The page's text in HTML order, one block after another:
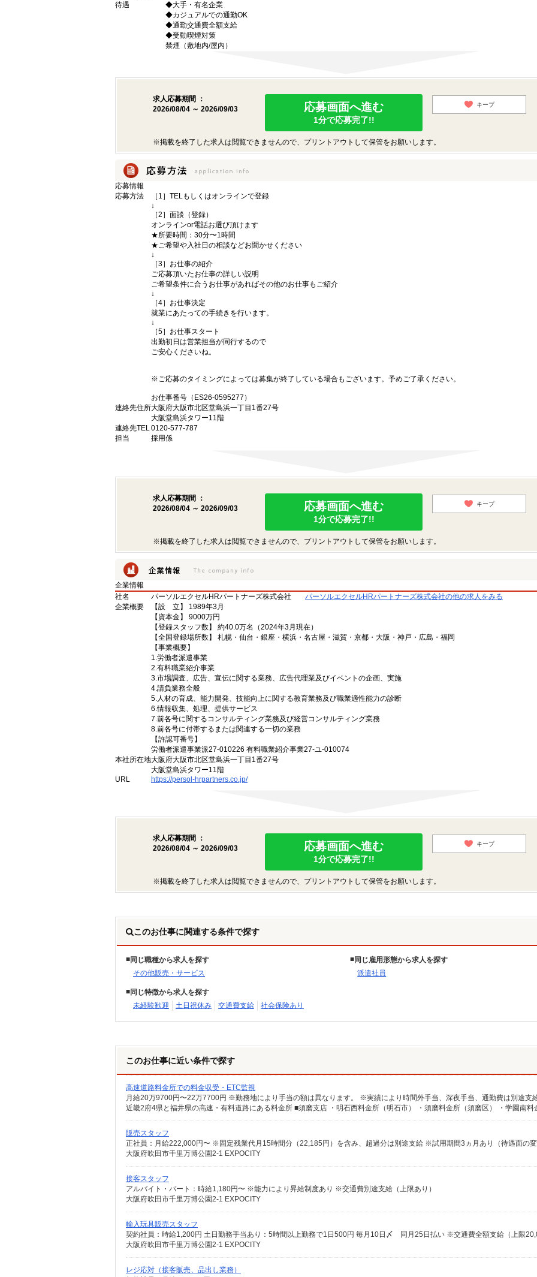
待遇
◆大手・有名企業
◆カジュアルでの通勤OK
◆通勤交通費全額支給
◆受動喫煙対策
禁煙（敷地内/屋内）
求人応募期間 ：
2026/08/04 ～ 2026/09/03
応募画面へ進む
1分で応募完了!!
キープ
※掲載を終了した求人は閲覧できませんので、プリントアウトして保管をお願いします。
応募情報
応募方法
［1］TELもしくはオンラインで登録
↓
［2］面談（登録）
オンラインor電話お選び頂けます
★所要時間：30分〜1時間
★ご希望や入社日の相談などお聞かせください
↓
［3］お仕事の紹介
ご応募頂いたお仕事の詳しい説明
ご希望条件に合うお仕事があればその他のお仕事もご紹介
↓
［4］お仕事決定
就業にあたっての手続きを行います。
↓
［5］お仕事スタート
出勤初日は営業担当が同行するので
ご安心くださいね。
※ご応募のタイミングによっては募集が終了している場合もございます。予めご了承ください。
お仕事番号（ES26-0595277）
連絡先住所大阪府大阪市北区堂島浜一丁目1番27号
大阪堂島浜タワー11階
連絡先TEL0120-577-787
担当
採用係
求人応募期間 ：
2026/08/04 ～ 2026/09/03
応募画面へ進む
1分で応募完了!!
キープ
※掲載を終了した求人は閲覧できませんので、プリントアウトして保管をお願いします。
企業情報
社名
パーソルエクセルHRパートナーズ株式会社
パーソルエクセルHRパートナーズ株式会社の他の求人をみる
企業概要
【設 立】 1989年3月
【資本金】 9000万円
【登録スタッフ数】 約40.0万名（2024年3月現在）
【全国登録場所数】 札幌・仙台・銀座・横浜・名古屋・滋賀・京都・大阪・神戸・広島・福岡
【事業概要】
1.労働者派遣事業
2.有料職業紹介事業
3.市場調査、広告、宣伝に関する業務、広告代理業及びイベントの企画、実施
4.請負業務全般
5.人材の育成、能力開発、技能向上に関する教育業務及び職業適性能力の診断
6.情報収集、処理、提供サービス
7.前各号に関するコンサルティング業務及び経営コンサルティング業務
8.前各号に付帯するまたは関連する一切の業務
【許認可番号】
労働者派遣事業派27-010226 有料職業紹介事業27-ユ-010074
本社所在地大阪府大阪市北区堂島浜一丁目1番27号
大阪堂島浜タワー11階
URL
https://persol-hrpartners.co.jp/
求人応募期間 ：
2026/08/04 ～ 2026/09/03
応募画面へ進む
1分で応募完了!!
キープ
※掲載を終了した求人は閲覧できませんので、プリントアウトして保管をお願いします。
このお仕事に関連する条件で探す
同じ職種から求人を探す
その他販売・サービス
同じ雇用形態から求人を探す
派遣社員
同じ特徴から求人を探す
未経験歓迎
土日祝休み 交通費支給 社会保険あり
このお仕事に近い条件で探す
高速道路料金所での料金収受・ETC監視
販売スタッフ
正社員：月給222,000円〜 ※固定残業代月15時間分（22,185円）を含み、超過分は別途支給 ※試用期間3ヵ月あり（待遇面の変
大阪府吹田市千里万博公園2-1 EXPOCITY
接客スタッフ
アルバイト・パート：時給1,180円〜 ※能力により昇給制度あり ※交通費別途支給（上限あり）
大阪府吹田市千里万博公園2-1 EXPOCITY
輸入玩具販売スタッフ
大阪府吹田市千里万博公園2-1 EXPOCITY
レジ応対（接客販売、品出し業務）